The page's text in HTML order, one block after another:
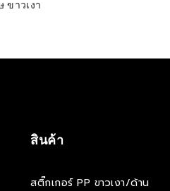
ขาวเงา
สินค้า
สติ๊กเกอร์ PP ขาวเงา/ด้าน